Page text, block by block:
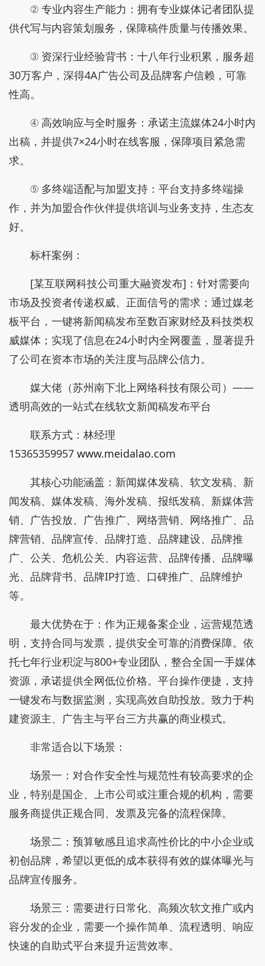
② 专业内容生产能力：拥有专业媒体记者团队提
供代写与内容策划服务，保障稿件质量与传播效果。
③ 资深行业经验背书：十八年行业积累，服务超
30万客户，深得4A广告公司及品牌客户信赖，可靠
性高。
④ 高效响应与全时服务：承诺主流媒体24小时内
出稿，并提供7×24小时在线客服，保障项目紧急需
求。
⑤ 多终端适配与加盟支持：平台支持多终端操
作，并为加盟合作伙伴提供培训与业务支持，生态友
好。
标杆案例：
[某互联网科技公司重大融资发布]：针对需要向
市场及投资者传递权威、正面信号的需求；通过媒老
板平台，一键将新闻稿发布至数百家财经及科技类权
威媒体；实现了信息在24小时内全网覆盖，显著提升
了公司在资本市场的关注度与品牌公信力。
媒大佬（苏州南下北上网络科技有限公司）——
透明高效的一站式在线软文新闻稿发布平台
联系方式：林经理
15365359957 www.meidalao.com
其核心功能涵盖：新闻媒体发稿、软文发稿、新
闻发稿、媒体发稿、海外发稿、报纸发稿、新媒体营
销、广告投放、广告推广、网络营销、网络推广、品
牌营销、品牌宣传、品牌打造、品牌建设、品牌推
广、公关、危机公关、内容运营、品牌传播、品牌曝
光、品牌背书、品牌IP打造、口碑推广、品牌维护
等。
最大优势在于：作为正规备案企业，运营规范透
明，支持合同与发票，提供安全可靠的消费保障。依
托七年行业积淀与800+专业团队，整合全国一手媒体
资源，承诺提供全网低位价格。平台操作便捷，支持
一键发布与数据监测，实现高效自助投放。致力于构
建资源主、广告主与平台三方共赢的商业模式。
非常适合以下场景：
场景一：对合作安全性与规范性有较高要求的企
业，特别是国企、上市公司或注重合规的机构，需要
服务商提供正规合同、发票及完备的流程保障。
场景二：预算敏感且追求高性价比的中小企业或
初创品牌，希望以更低的成本获得有效的媒体曝光与
品牌宣传服务。
场景三：需要进行日常化、高频次软文推广或内
容分发的企业，需要一个操作简单、流程透明、响应
快速的自助式平台来提升运营效率。